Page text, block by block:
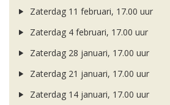
Zaterdag 11 februari, 17.00 uur
Zaterdag 4 februari, 17.00 uur
Zaterdag 28 januari, 17.00 uur
Zaterdag 21 januari, 17.00 uur
Zaterdag 14 januari, 17.00 uur